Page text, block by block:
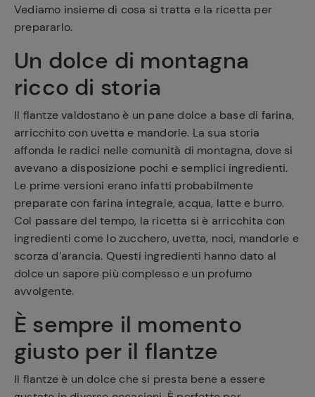
Vediamo insieme di cosa si tratta e la ricetta per
prepararlo.
Un dolce di montagna
ricco di storia
Il flantze valdostano è un pane dolce a base di farina,
arricchito con uvetta e mandorle. La sua storia
affonda le radici nelle comunità di montagna, dove si
avevano a disposizione pochi e semplici ingredienti.
Le prime versioni erano infatti probabilmente
preparate con farina integrale, acqua, latte e burro.
Col passare del tempo, la ricetta si è arricchita con
ingredienti come lo zucchero, uvetta, noci, mandorle e
scorza d’arancia. Questi ingredienti hanno dato al
dolce un sapore più complesso e un profumo
avvolgente.
È sempre il momento
giusto per il flantze
Il flantze è un dolce che si presta bene a essere